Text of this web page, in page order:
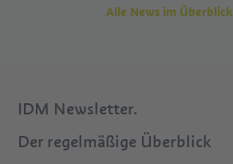
Alle News im Überblick
IDM Newsletter.
Der regelmäßige Überblick